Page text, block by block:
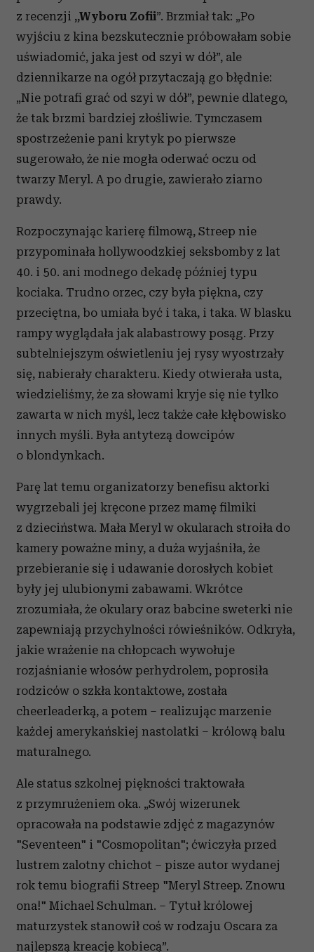
z recenzji „Wyboru Zofii”. Brzmiał tak: „Po
wyjściu z kina bezskutecznie próbowałam sobie
uświadomić, jaka jest od szyi w dół”, ale
dziennikarze na ogół przytaczają go błędnie:
„Nie potrafi grać od szyi w dół”, pewnie dlatego,
że tak brzmi bardziej złośliwie. Tymczasem
spostrzeżenie pani krytyk po pierwsze
sugerowało, że nie mogła oderwać oczu od
twarzy Meryl. A po drugie, zawierało ziarno
prawdy.
Rozpoczynając karierę filmową, Streep nie
przypominała hollywoodzkiej seksbomby z lat
40. i 50. ani modnego dekadę później typu
kociaka. Trudno orzec, czy była piękna, czy
przeciętna, bo umiała być i taka, i taka. W blasku
rampy wyglądała jak alabastrowy posąg. Przy
subtelniejszym oświetleniu jej rysy wyostrzały
się, nabierały charakteru. Kiedy otwierała usta,
wiedzieliśmy, że za słowami kryje się nie tylko
zawarta w nich myśl, lecz także całe kłębowisko
innych myśli. Była antytezą dowcipów
o blondynkach.
Parę lat temu organizatorzy benefisu aktorki
wygrzebali jej kręcone przez mamę filmiki
z dzieciństwa. Mała Meryl w okularach stroiła do
kamery poważne miny, a duża wyjaśniła, że
przebieranie się i udawanie dorosłych kobiet
były jej ulubionymi zabawami. Wkrótce
zrozumiała, że okulary oraz babcine sweterki nie
zapewniają przychylności rówieśników. Odkryła,
jakie wrażenie na chłopcach wywołuje
rozjaśnianie włosów perhydrolem, poprosiła
rodziców o szkła kontaktowe, została
cheerleaderką, a potem – realizując marzenie
każdej amerykańskiej nastolatki – królową balu
maturalnego.
Ale status szkolnej piękności traktowała
z przymrużeniem oka. „Swój wizerunek
opracowała na podstawie zdjęć z magazynów
"Seventeen" i "Cosmopolitan"; ćwiczyła przed
lustrem zalotny chichot – pisze autor wydanej
rok temu biografii Streep "Meryl Streep. Znowu
ona!" Michael Schulman. – Tytuł królowej
maturzystek stanowił coś w rodzaju Oscara za
najlepszą kreację kobiecą”.